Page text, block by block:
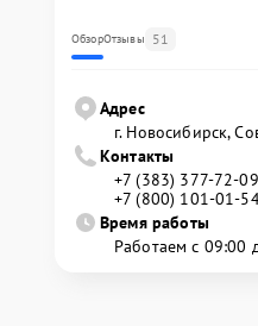
ОбзорОтзывы 51
Адрес
г. Новосибирск,
Контакты
+7 (383) 377-72-09
+7 (800) 101-01-
Время работы
Работаем с 09:00